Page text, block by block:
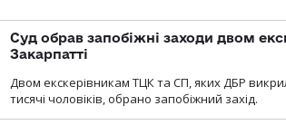
Суд обрав запобіжні заходи двом
Закарпатті
Двом екскерівникам ТЦК та СП, яких ДБР
тисячі чоловіків, обрано запобіжний захід.